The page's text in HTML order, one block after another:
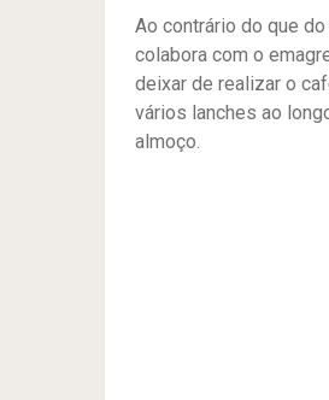
Ao contrário do que
colabora com o
deixar de realizar o
vários lanches ao
almoço.